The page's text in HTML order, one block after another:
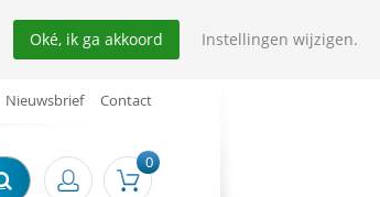
Nieuwsbrief Contact
0
Oké, ik ga akkoord Instellingen wijzigen.